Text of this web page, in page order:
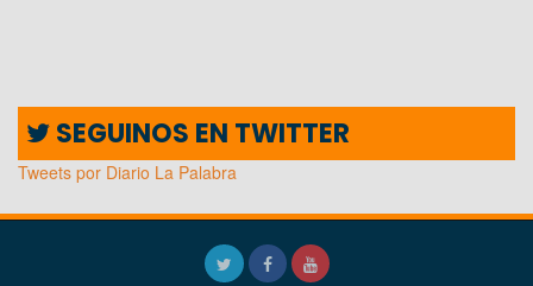
SEGUINOS EN TWITTER
Tweets por Diario La Palabra